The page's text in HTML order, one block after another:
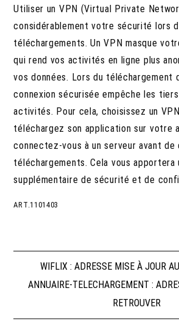
Utiliser un VPN (Virtual Private
considérablement votre sécurité lors
téléchargements. Un VPN masque
qui rend vos activités en ligne plus
vos données. Lors du téléchargement
connexion sécurisée empêche les tiers
activités. Pour cela, choisissez un
téléchargez son application sur votre
connectez-vous à un serveur avant de
téléchargements. Cela vous apportera
supplémentaire de sécurité et de
ART.1101403
Navigation
WIFLIX : ADRESSE MISE À JOUR
ANNUAIRE-TELECHARGEMENT :
RETROUVER